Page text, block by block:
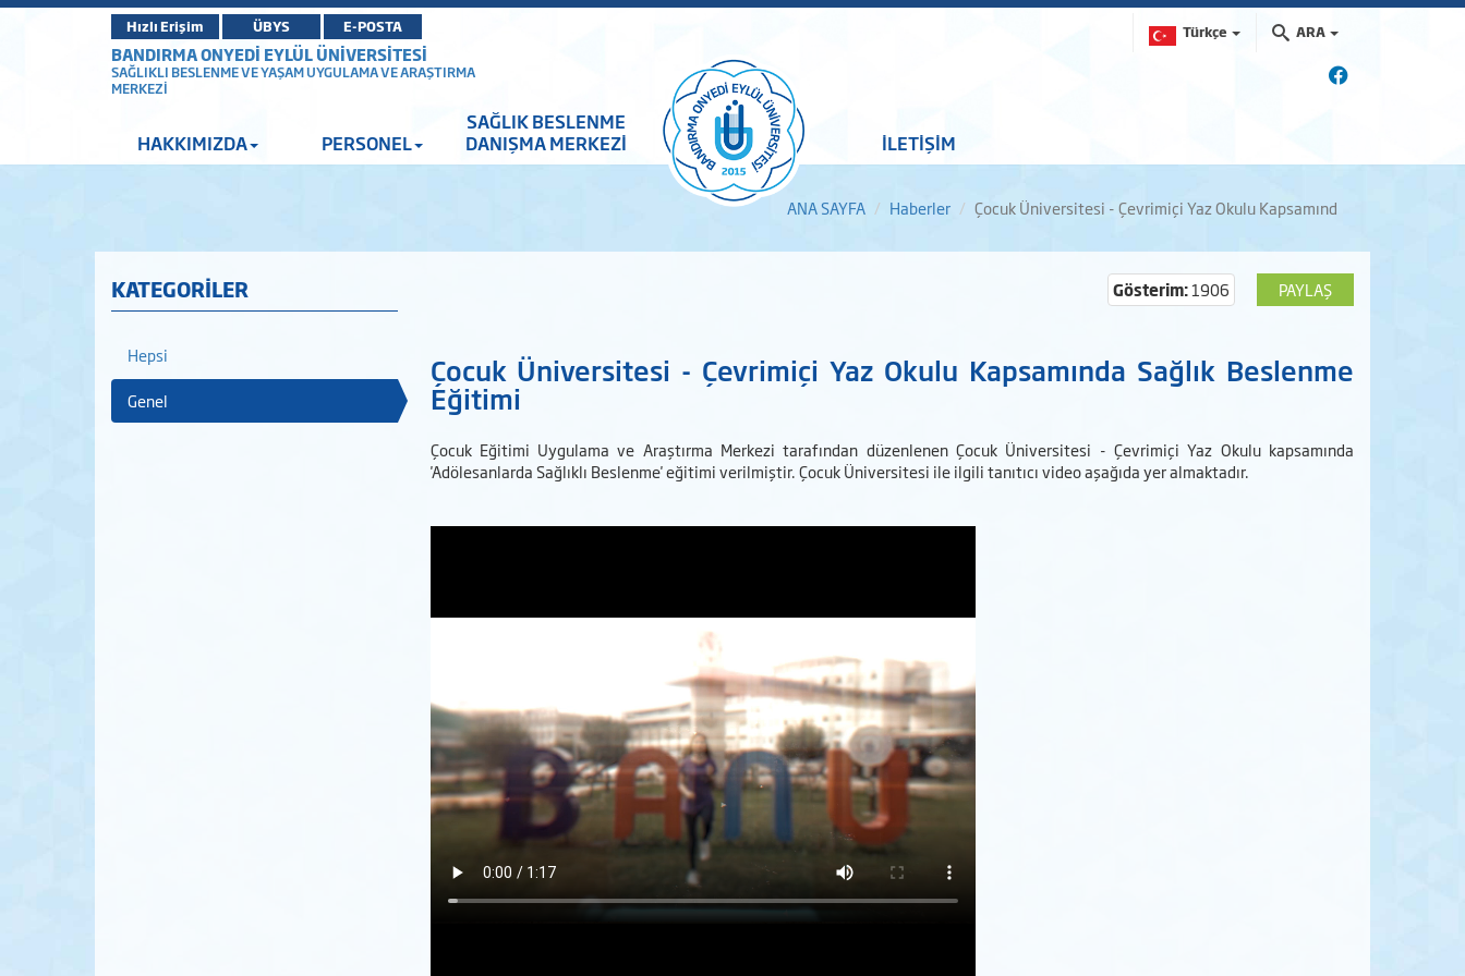
Hızlı Erişim ÜBYS E-POSTA Türkçe ARA
BANDIRMA ONYEDİ EYLÜL ÜNİVERSİTESİ
SAĞLIKLI BESLENME VE YAŞAM UYGULAMA VE ARAŞTIRMA
MERKEZİ
HAKKIMIZDA PERSONEL
SAĞLIK BESLENME
DANIŞMA MERKEZİ
İLETİŞİM
ANA SAYFA Haberler Çocuk Üniversitesi - Çevrimiçi Yaz Okulu Kapsamınd
KATEGORİLER
Hepsi
Genel
PAYLAŞ
Gösterim:1906
Çocuk Üniversitesi - Çevrimiçi Yaz Okulu Kapsamında Sağlık Beslenme
Eğitimi
Çocuk Eğitimi Uygulama ve Araştırma Merkezi tarafından düzenlenen Çocuk Üniversitesi - Çevrimiçi Yaz Okulu kapsamında
'Adölesanlarda Sağlıklı Beslenme' eğitimi verilmiştir. Çocuk Üniversitesi ile ilgili tanıtıcı video aşağıda yer almaktadır.